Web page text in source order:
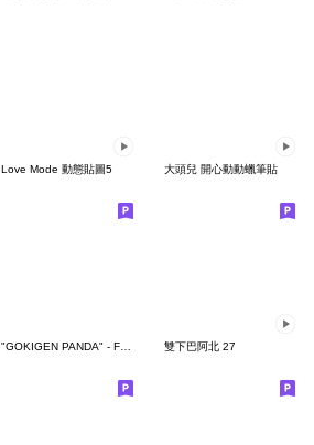
Love Mode 動態貼圖5 大頭兒 開心動動蠟筆貼
"GOKIGEN PANDA" - Feeling / global 雙下巴阿北 27